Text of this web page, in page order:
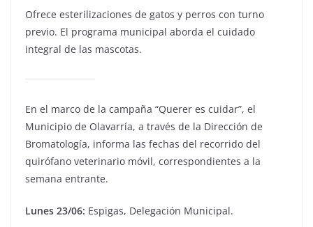
Ofrece esterilizaciones de gatos y perros con turno
previo. El programa municipal aborda el cuidado
integral de las mascotas.
En el marco de la campaña “Querer es cuidar”, el
Municipio de Olavarría, a través de la Dirección de
Bromatología, informa las fechas del recorrido del
quirófano veterinario móvil, correspondientes a la
semana entrante.
Lunes 23/06: Espigas, Delegación Municipal.